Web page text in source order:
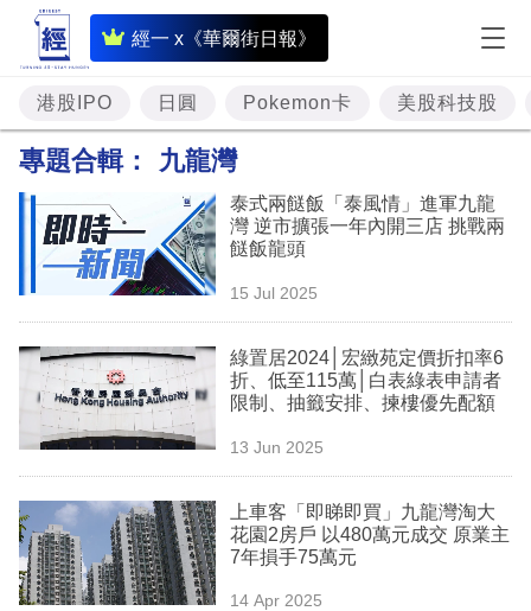
經一 x《華爾街日報》
即
時
財
經
投
資
樓
市
理
商
業
科
港股IPO 日圓 Pokemon卡 美股科技股
專題合輯： 九龍灣
泰式兩餸飯「泰風情」進軍九龍
灣 逆市擴張一年內開三店 挑戰兩
餸飯龍頭
15 Jul 2025
綠置居2024│宏緻苑定價折扣率6
折、低至115萬│白表綠表申請者
限制、抽籤安排、揀樓優先配額
13 Jun 2025
上車客「即睇即買」九龍灣淘大
花園2房戶 以480萬元成交 原業主
7年損手75萬元
14 Apr 2025